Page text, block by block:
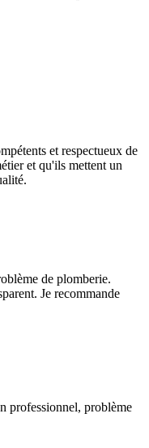
et respectueux de
et qu'ils mettent un
de plomberie.
Je recommande
professionnel, problème